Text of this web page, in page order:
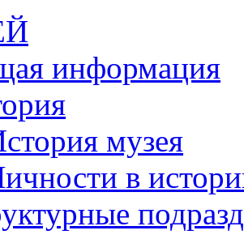
информация
музея
в